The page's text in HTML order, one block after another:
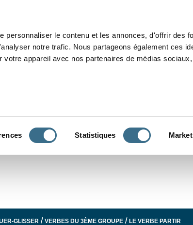
personnaliser le contenu et les annonces, d'offrir des
notre trafic. Nous partageons également ces
votre appareil avec nos partenaires de médias
Statistiques
GLISSER /VERBES DU 3ÈME GROUPE /LE VERBE PARTIR